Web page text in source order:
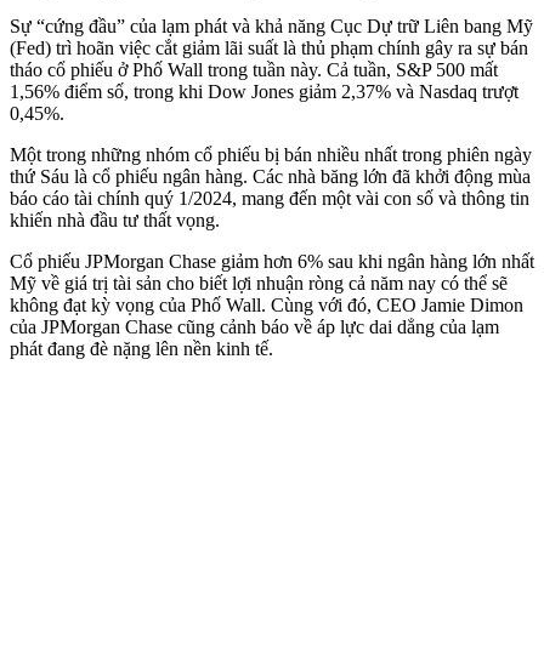
Sự “cứng đầu” của lạm phát và khả năng Cục Dự trữ Liên bang Mỹ
(Fed) trì hoãn việc cắt giảm lãi suất là thủ phạm chính gây ra sự bán
tháo cổ phiếu ở Phố Wall trong tuần này. Cả tuần, S&P 500 mất
1,56% điểm số, trong khi Dow Jones giảm 2,37% và Nasdaq trượt
0,45%.
Một trong những nhóm cổ phiếu bị bán nhiều nhất trong phiên ngày
thứ Sáu là cổ phiếu ngân hàng. Các nhà băng lớn đã khởi động mùa
báo cáo tài chính quý 1/2024, mang đến một vài con số và thông tin
khiến nhà đầu tư thất vọng.
Cổ phiếu JPMorgan Chase giảm hơn 6% sau khi ngân hàng lớn nhất
Mỹ về giá trị tài sản cho biết lợi nhuận ròng cả năm nay có thể sẽ
không đạt kỳ vọng của Phố Wall. Cùng với đó, CEO Jamie Dimon
của JPMorgan Chase cũng cảnh báo về áp lực dai dẳng của lạm
phát đang đè nặng lên nền kinh tế.